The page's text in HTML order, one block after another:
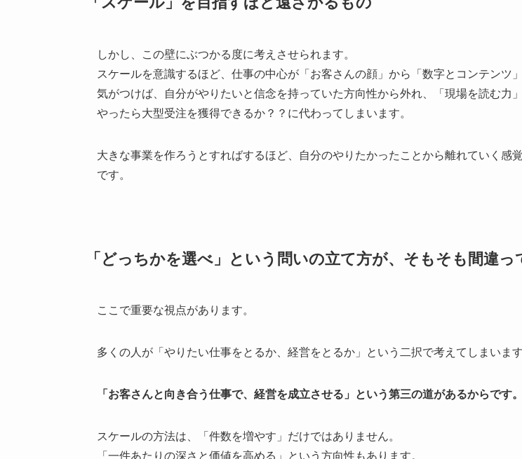
しかし、この壁にぶつかる度に考えさせられます。
スケールを意識するほど、仕事の中心が「お客さんの顔」から「数字とコンテンツ
気がつけば、自分がやりたいと信念を持っていた方向性から外れ、「現場を読む力
やったら大型受注を獲得できるか？？に代わってしまいます。
大きな事業を作ろうとすればするほど、自分のやりたかったことから離れていく感
です。
「どっちかを選べ」という問いの立て方が、そもそも間違っ
ここで重要な視点があります。
多くの人が「やりたい仕事をとるか、経営をとるか」という二択で考えてしまいま
「お客さんと向き合う仕事で、経営を成立させる」という第三の道があるからです。
スケールの方法は、「件数を増やす」だけではありません。
「一件あたりの深さと価値を高める」という方向性もあります。